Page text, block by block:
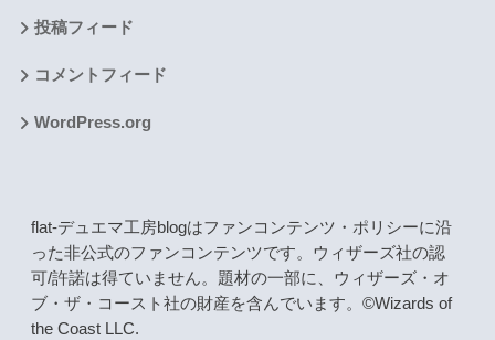
投稿フィード
コメントフィード
WordPress.org
flat-デュエマ工房blogはファンコンテンツ・ポリシーに沿
った非公式のファンコンテンツです。ウィザーズ社の認
可/許諾は得ていません。題材の一部に、ウィザーズ・オ
ブ・ザ・コースト社の財産を含んでいます。©Wizards of
the Coast LLC.